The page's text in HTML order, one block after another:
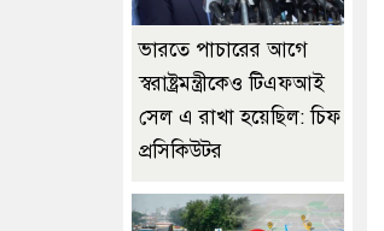
ভারতে পাচারের আগে
স্বরাষ্ট্রমন্ত্রীকেও টিএফআই
সেল এ রাখা হয়েছিল: চিফ
প্রসিকিউটর